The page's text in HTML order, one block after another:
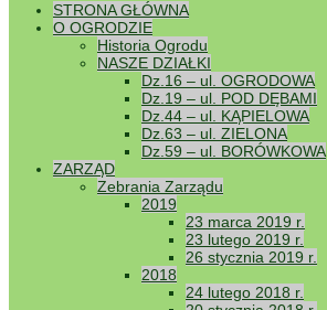
STRONA GŁÓWNA
O OGRODZIE
Historia Ogrodu
NASZE DZIAŁKI
Dz.16 – ul. OGRODOWA
Dz.19 – ul. POD DĘBAMI
Dz.44 – ul. KĄPIELOWA
Dz.63 – ul. ZIELONA
Dz.59 – ul. BORÓWKOWA
ZARZĄD
Zebrania Zarządu
2019
23 marca 2019 r.
23 lutego 2019 r.
26 stycznia 2019 r.
2018
24 lutego 2018 r.